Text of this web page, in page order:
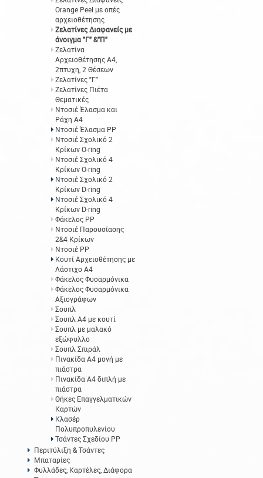
Orange Peel με οπές
αρχειοθέτησης
Ζελατίνες Διαφανείς με
άνοιγμα "Γ" &"Π"
Ζελατίνα
Αρχειοθέτησης Α4,
2πτυχη, 2 Θέσεων
Ζελατίνες "Γ"
Ζελατίνες Πιέτα
Θεματικές
Ντοσιέ Έλασμα και
Ράχη Α4
Ντοσιέ Έλασμα PP
Ντοσιέ Σχολικό 2
Κρίκων O-ring
Ντοσιέ Σχολικό 4
Κρίκων O-ring
Ντοσιέ Σχολικό 2
Κρίκων D-ring
Ντοσιέ Σχολικό 4
Κρίκων D-ring
Φάκελος ΡΡ
Ντοσιέ Παρουσίασης
2&4 Κρίκων
Ντοσιέ PP
Κουτί Αρχειοθέτησης με
Λάστιχο Α4
Φάκελος Φυσαρμόνικα
Φάκελος Φυσαρμόνικα
Αξιογράφων
Σουπλ
Σουπλ Α4 με κουτί
Σουπλ με μαλακό
εξώφυλλο
Σουπλ Σπιράλ
Πινακίδα Α4 μονή με
πιάστρα
Πινακίδα Α4 διπλή με
πιάστρα
Θήκες Επαγγελματικών
Καρτών
Κλασέρ
Πολυπροπυλενίου
Τσάντες Σχεδίου PP
Περιτύλιξη & Τσάντες
Μπαταρίες
Φυλλάδες, Καρτέλες, Διάφορα